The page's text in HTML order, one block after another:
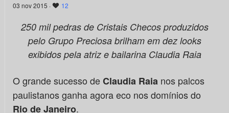
03 nov 2015 · 12
250 mil pedras de Cristais Checos produzidos
pelo Grupo Preciosa brilham em dez looks
exibidos pela atriz e bailarina Claudia Raia
O grande sucesso deClaudia Raianos palcos
paulistanos ganha agora eco nos domínios do
Rio de Janeiro.